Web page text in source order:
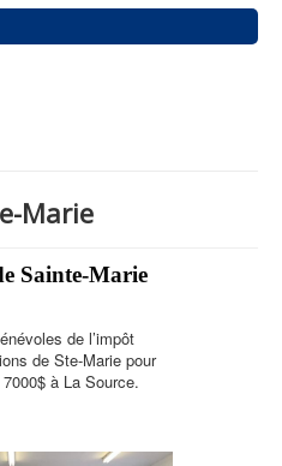
Marie
Sainte-Marie
de l’impôt
de Ste-Marie pour
à La Source.